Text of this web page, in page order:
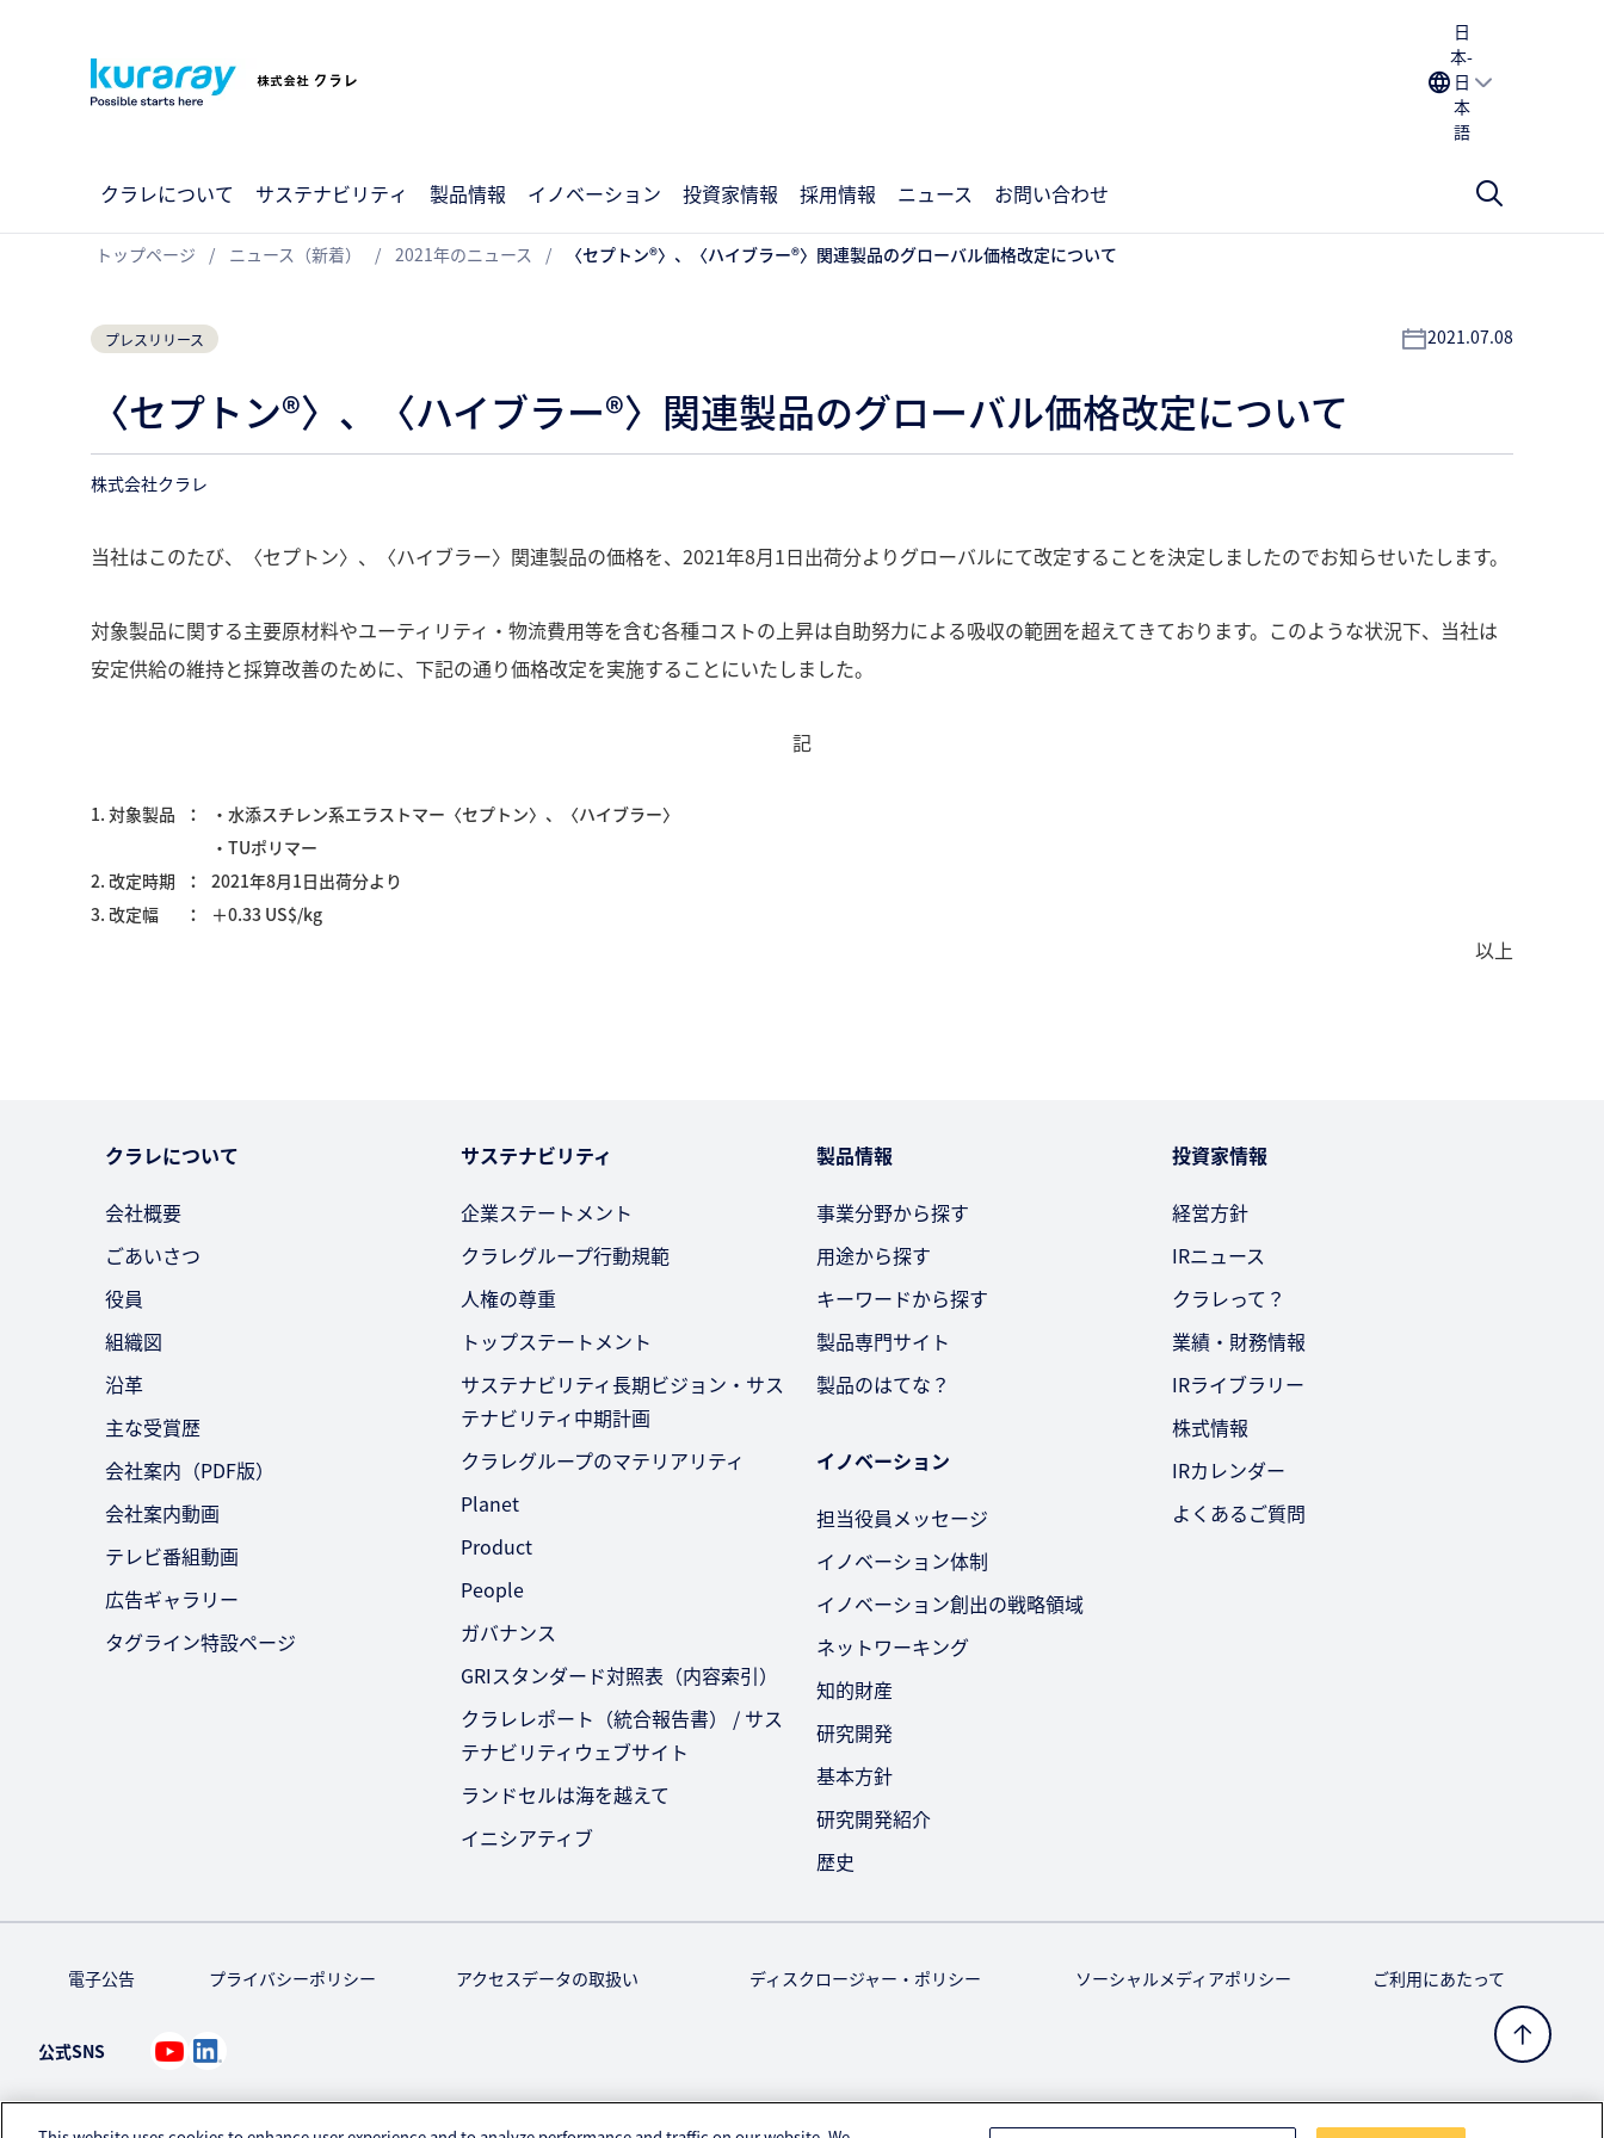
日
本-
日
本
語
クラレについて サステナビリティ 製品情報 イノベーション 投資家情報 採用情報 ニュース お問い合わせ
トップページ ニュース（新着） 2021年のニュース 〈セプトン®〉、〈ハイブラー®〉関連製品のグローバル価格改定について
プレスリリース 2021.07.08
〈セプトン®〉、〈ハイブラー®〉関連製品のグローバル価格改定について
株式会社クラレ
当社はこのたび、〈セプトン〉、〈ハイブラー〉関連製品の価格を、2021年8月1日出荷分よりグローバルにて改定することを決定しましたのでお知らせいたします。
対象製品に関する主要原材料やユーティリティ・物流費用等を含む各種コストの上昇は自助努力による吸収の範囲を超えてきております。このような状況下、当社は
安定供給の維持と採算改善のために、下記の通り価格改定を実施することにいたしました。
記
1. 対象製品
・水添スチレン系エラストマー〈セプトン〉、〈ハイブラー〉
・TUポリマー
2. 改定時期
2021年8月1日出荷分より
3. 改定幅
＋0.33 US$/kg
以上
クラレについて
会社概要
ごあいさつ
役員
組織図
沿革
主な受賞歴
会社案内（PDF版）
会社案内動画
テレビ番組動画
広告ギャラリー
タグライン特設ページ
サステナビリティ
企業ステートメント
クラレグループ行動規範
人権の尊重
トップステートメント
サステナビリティ長期ビジョン・サス
テナビリティ中期計画
クラレグループのマテリアリティ
Planet
Product
People
ガバナンス
GRIスタンダード対照表（内容索引）
クラレレポート（統合報告書） / サス
テナビリティウェブサイト
ランドセルは海を越えて
イニシアティブ
製品情報
事業分野から探す
用途から探す
キーワードから探す
製品専門サイト
製品のはてな？
イノベーション
担当役員メッセージ
イノベーション体制
イノベーション創出の戦略領域
ネットワーキング
知的財産
研究開発
基本方針
研究開発紹介
歴史
投資家情報
経営方針
IRニュース
クラレって？
業績・財務情報
IRライブラリー
株式情報
IRカレンダー
よくあるご質問
電子公告 プライバシーポリシー アクセスデータの取扱い ディスクロージャー・ポリシー ソーシャルメディアポリシー ご利用にあたって
公式SNS